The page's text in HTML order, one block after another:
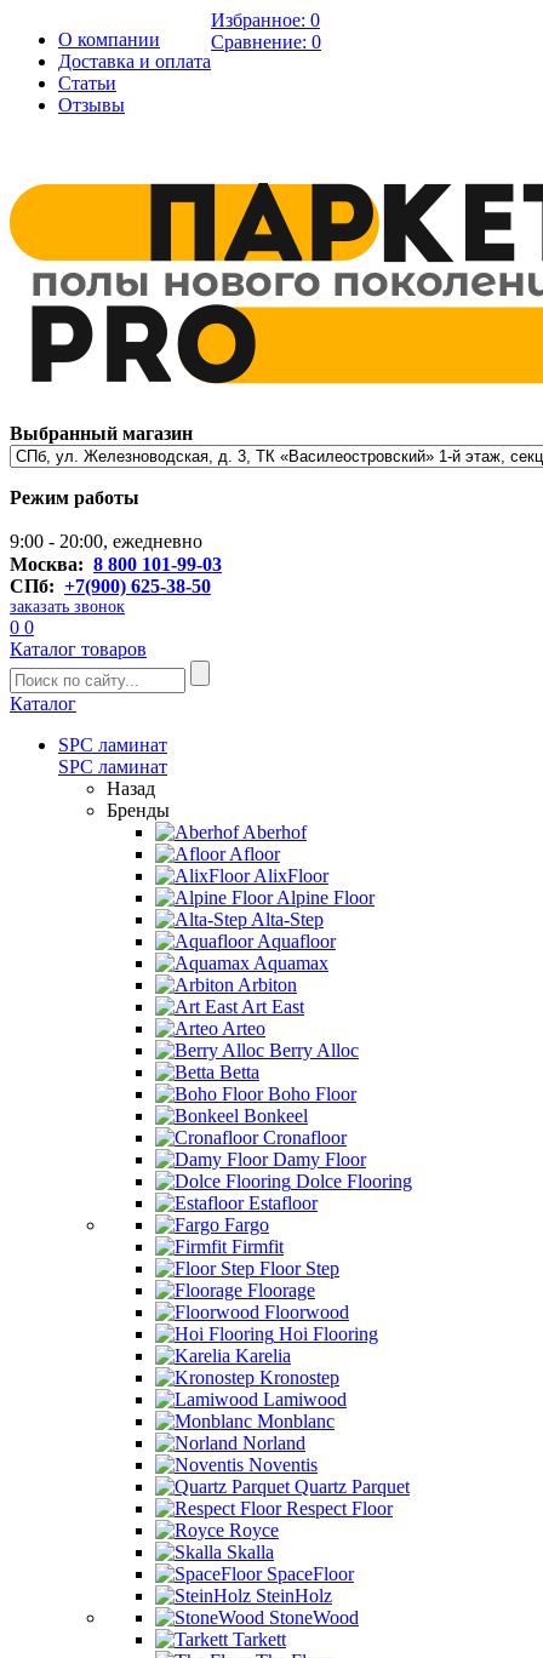
О компании
Доставка и оплата
Статьи
Отзывы
Избранное: 0
Сравнение: 0
Выбранный магазин
Режим работы
9:00 - 20:00, ежедневно
Москва: 8 800 101-99-03
СПб: +7(900) 625-38-50
заказать звонок
0 0
Каталог товаров
Каталог
SPC ламинат
SPC ламинат
Назад
Бренды
Aberhof
Afloor
AlixFloor
Alpine Floor
Alta-Step
Aquafloor
Aquamax
Arbiton
Art East
Arteo
Berry Alloc
Betta
Boho Floor
Bonkeel
Cronafloor
Damy Floor
Dolce Flooring
Estafloor
Fargo
Firmfit
Floor Step
Floorage
Floorwood
Hoi Flooring
Karelia
Kronostep
Lamiwood
Monblanc
Norland
Noventis
Quartz Parquet
Respect Floor
Royce
Skalla
SpaceFloor
SteinHolz
StoneWood
Tarkett